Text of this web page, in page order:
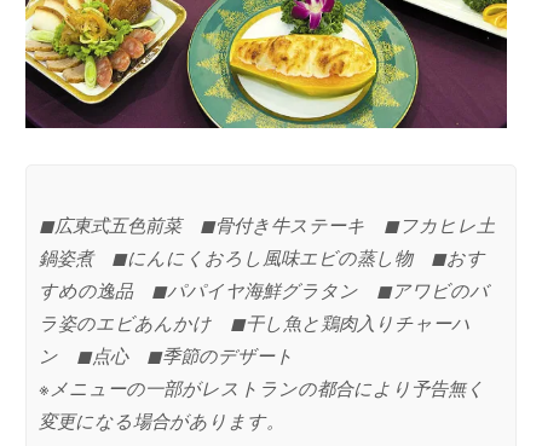
◼︎広東式五色前菜 ◼︎骨付き牛ステーキ ◼︎フカヒレ土
鍋姿煮 ◼︎にんにくおろし風味エビの蒸し物 ◼︎おす
すめの逸品 ◼︎パパイヤ海鮮グラタン ◼︎アワビのバ
ラ姿のエビあんかけ ◼︎干し魚と鶏肉入りチャーハ
ン ◼︎点心 ◼︎季節のデザート
※メニューの一部がレストランの都合により予告無く
変更になる場合があります。